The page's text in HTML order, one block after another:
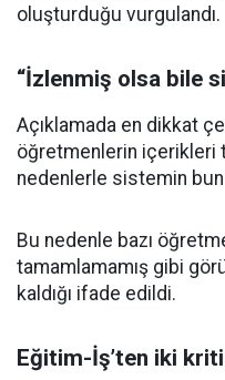
oluşturduğu vurgulandı.
“İzlenmiş olsa bile
Açıklamada en dikkat
öğretmenlerin içerikleri
nedenlerle sistemin
Bu nedenle bazı
tamamlamamış gibi
kaldığı ifade edildi.
Eğitim-İş’ten iki